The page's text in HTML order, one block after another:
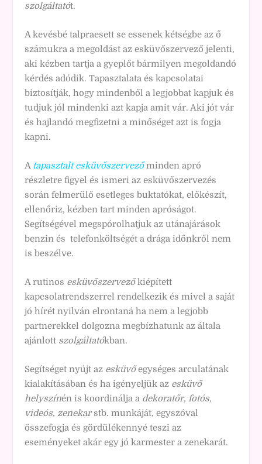
szolgáltatót.
A kevésbé talpraesett se essenek kétségbe az ő
számukra a megoldást az esküvőszervező jelenti,
aki kézben tartja a gyeplőt bármilyen megoldandó
kérdés adódik. Tapasztalata és kapcsolatai
biztosítják, hogy mindenből a legjobbat kapjuk és
tudjuk jól mindenki azt kapja amit vár. Aki jót vár
és hajlandó megfizetni a minőséget azt is fogja
kapni.
A tapasztalt esküvőszervezőminden apró
részletre figyel és ismeri az esküvőszervezés
során felmerülő esetleges buktatókat, előkészít,
ellenőriz, kézben tart minden apróságot.
Segítségével megspórolhatjuk az utánajárások
benzin és telefonköltségét a drága időnkről nem
is beszélve.
A rutinos esküvőszervezőkiépített
kapcsolatrendszerrel rendelkezik és mivel a saját
jó hírét nyilván elrontaná ha nem a legjobb
partnerekkel dolgozna megbízhatunk az általa
ajánlott szolgáltatókban.
Segítséget nyújt az esküvőegységes arculatának
kialakításában és ha igényeljük az esküvő
helyszínén is koordinálja a dekoratőr, fotós,
videós, zenekarstb. munkáját, egyszóval
összefogja és gördülékennyé teszi az
eseményeket akár egy jó karmester a zenekarát.